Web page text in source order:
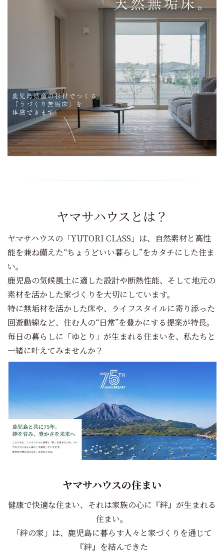
ヤマサハウスとは？
ヤマサハウスの「YUTORI CLASS」は、自然素材と高性
能を兼ね備えた“ちょうどいい暮らし”をカタチにした住ま
い。
鹿児島の気候風土に適した設計や断熱性能、そして地元の
素材を活かした家づくりを大切にしています。
特に無垢材を活かした床や、ライフスタイルに寄り添った
回遊動線など、住む人の“日常”を豊かにする提案が特長。
毎日の暮らしに「ゆとり」が生まれる住まいを、私たちと
一緒に叶えてみませんか？
ヤマサハウスの住まい
健康で快適な住まい、それは家族の心に『絆』が生まれる
住まい。
「絆の家」は、鹿児島に暮らす人々と家づくりを通じて
『絆』を結んできた